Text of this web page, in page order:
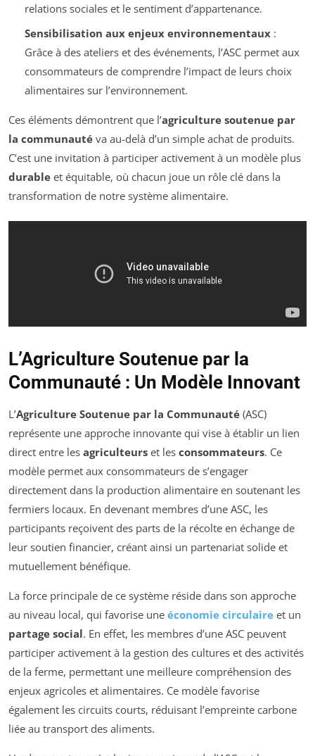
relations sociales et le sentiment d’appartenance.
Sensibilisation aux enjeux environnementaux:
Grâce à des ateliers et des événements, l’ASC permet aux
consommateurs de comprendre l’impact de leurs choix
alimentaires sur l’environnement.
Ces éléments démontrent que l’agriculture soutenue par
la communauté va au-delà d’un simple achat de produits.
C’est une invitation à participer activement à un modèle plus
durable et équitable, où chacun joue un rôle clé dans la
transformation de notre système alimentaire.
L’Agriculture Soutenue par la
Communauté : Un Modèle Innovant
L’Agriculture Soutenue par la Communauté (ASC)
représente une approche innovante qui vise à établir un lien
direct entre les agriculteurs et les consommateurs. Ce
modèle permet aux consommateurs de s’engager
directement dans la production alimentaire en soutenant les
fermiers locaux. En devenant membres d’une ASC, les
participants reçoivent des parts de la récolte en échange de
leur soutien financier, créant ainsi un partenariat solide et
mutuellement bénéfique.
La force principale de ce système réside dans son approche
au niveau local, qui favorise une économie circulaire et un
partage social. En effet, les membres d’une ASC peuvent
participer activement à la gestion des cultures et des activités
de la ferme, permettant une meilleure compréhension des
enjeux agricoles et alimentaires. Ce modèle favorise
également les circuits courts, réduisant l’empreinte carbone
liée au transport des aliments.